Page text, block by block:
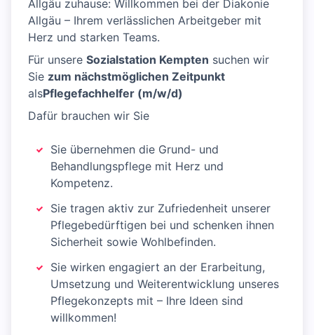
Allgäu zuhause: Willkommen bei der Diakonie
Allgäu – Ihrem verlässlichen Arbeitgeber mit
Herz und starken Teams.
Für unsere Sozialstation Kempten suchen wir
Sie zum nächstmöglichen Zeitpunkt
alsPflegefachhelfer (m/w/d)
Dafür brauchen wir Sie
Sie übernehmen die Grund- und
Behandlungspflege mit Herz und
Kompetenz.
Sie tragen aktiv zur Zufriedenheit unserer
Pflegebedürftigen bei und schenken ihnen
Sicherheit sowie Wohlbefinden.
Sie wirken engagiert an der Erarbeitung,
Umsetzung und Weiterentwicklung unseres
Pflegekonzepts mit – Ihre Ideen sind
willkommen!